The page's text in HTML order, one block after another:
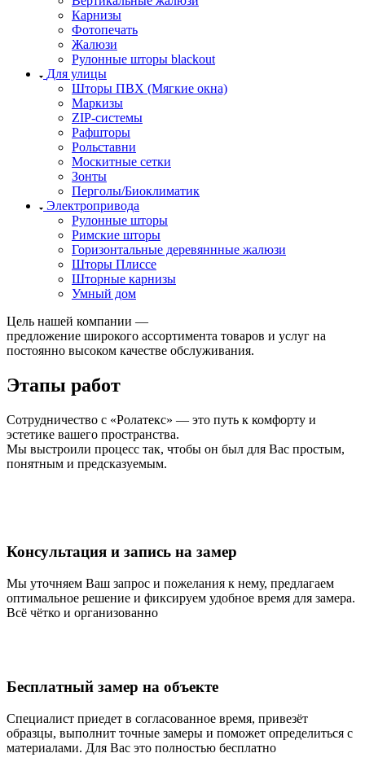
Карнизы
Фотопечать
Жалюзи
Рулонные шторы blackout
Для улицы
Шторы ПВХ (Мягкие окна)
Маркизы
ZIP-системы
Рафшторы
Рольставни
Москитные сетки
Зонты
Перголы/Биоклиматик
Электропривода
Рулонные шторы
Римские шторы
Горизонтальные деревяннные жалюзи
Шторы Плиссе
Шторные карнизы
Умный дом
Цель нашей компании —
предложение широкого ассортимента товаров и услуг на
постоянно высоком качестве обслуживания.
Этапы работ
Сотрудничество с «Ролатекс» — это путь к комфорту и
эстетике вашего пространства.
Мы выстроили процесс так, чтобы он был для Вас простым,
понятным и предсказуемым.
Консультация и запись на замер
Мы уточняем Ваш запрос и пожелания к нему, предлагаем
оптимальное решение и фиксируем удобное время для замера.
Всё чётко и организованно
Бесплатный замер на объекте
Специалист приедет в согласованное время, привезёт
образцы, выполнит точные замеры и поможет определиться с
материалами. Для Вас это полностью бесплатно